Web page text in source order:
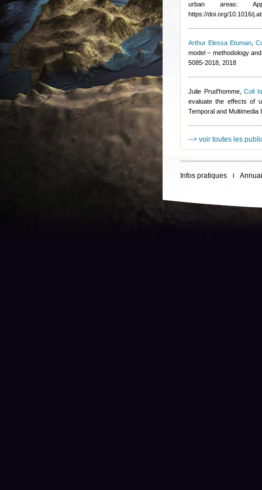
urban areas:
https://doi.org/10.1016/
Arthur Elessa Etuman,
model – methodology
5085-2018, 2018
Julie Prud'homme, Coll
evaluate the effects of
Temporal and
--> voir toutes les
Infos pratiques